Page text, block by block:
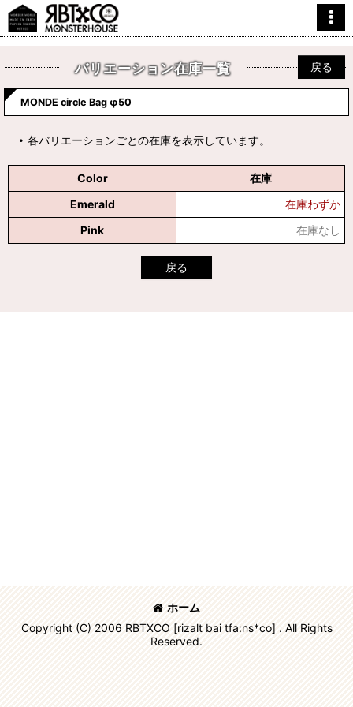
バリエーション在庫一覧 戻る
MONDE circle Bag φ50
各バリエーションごとの在庫を表示しています。
Color
在庫
Emerald
在庫わずか
Pink
在庫なし
戻る
ホーム
Copyright (C) 2006 RBTXCO [rizalt bai tfa:ns*co] . All Rights
Reserved.